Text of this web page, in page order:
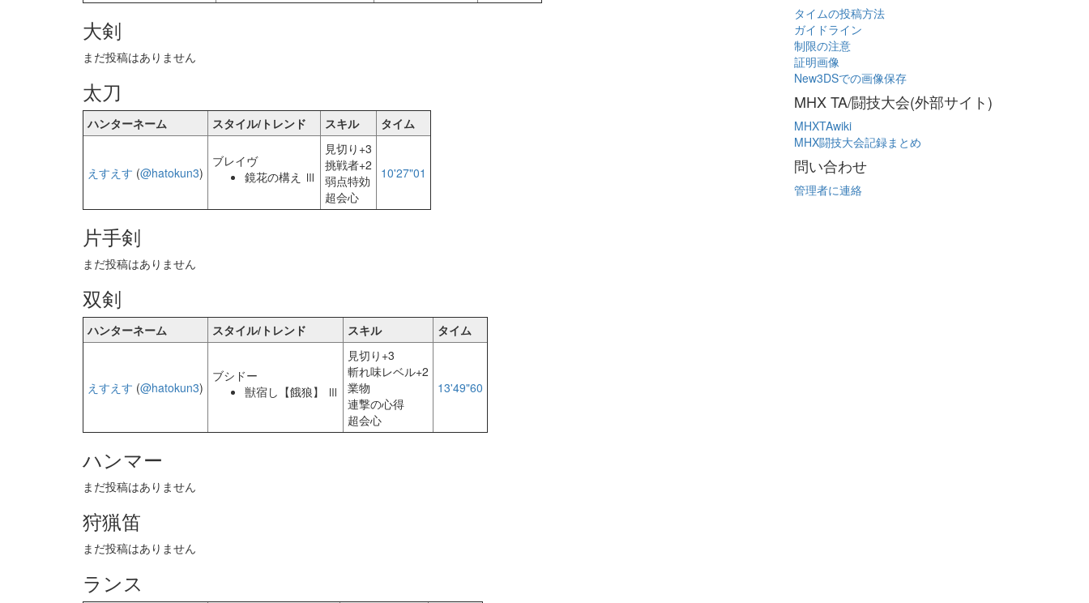
大剣
まだ投稿はありません
太刀
ハンターネーム スタイル/トレンド スキル タイム
えすえす (@hatokun3)
ブレイヴ
鏡花の構え Ⅲ
見切り+3
挑戦者+2
弱点特効
超会心
10'27"01
片手剣
まだ投稿はありません
双剣
ハンターネーム スタイル/トレンド スキル タイム
えすえす (@hatokun3)
ブシドー
獣宿し【餓狼】 Ⅲ
見切り+3
斬れ味レベル+2
業物
連撃の心得
超会心
13'49"60
ハンマー
まだ投稿はありません
狩猟笛
まだ投稿はありません
ランス
タイムの投稿方法
ガイドライン
制限の注意
証明画像
New3DSでの画像保存
MHX TA/闘技大会(外部サイト)
MHXTAwiki
MHX闘技大会記録まとめ
問い合わせ
管理者に連絡